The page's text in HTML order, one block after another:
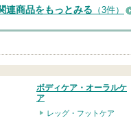
連商品をもっとみる （3件）
ボディケア・オーラルケ
ア
レッグ・フットケア